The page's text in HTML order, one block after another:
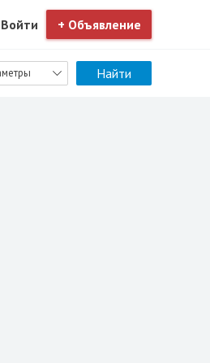
Войти + Объявление
Найти